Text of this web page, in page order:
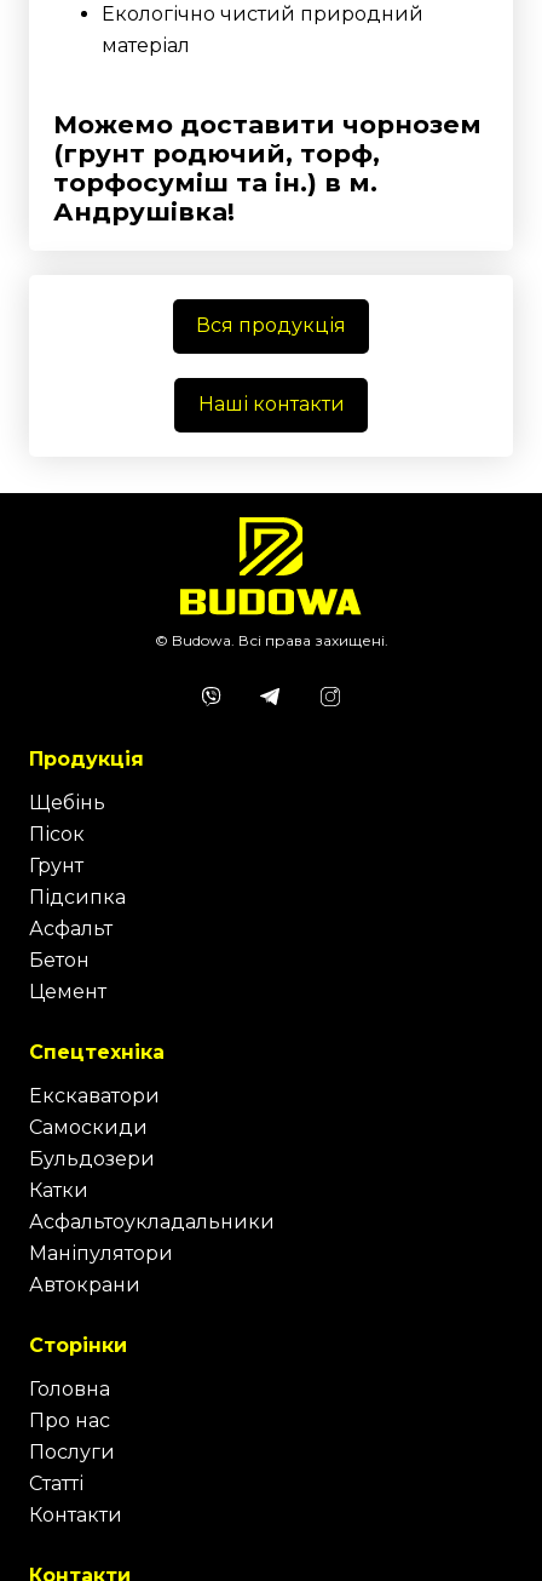
Екологічно чистий природний
матеріал
Можемо доставити чорнозем
(грунт родючий, торф,
торфосуміш та ін.) в м.
Андрушівка!
Вся продукція
Наші контакти
© Budowa. Всі права захищені.
Продукція
Щебінь
Пісок
Грунт
Підсипка
Асфальт
Бетон
Цемент
Спецтехніка
Екскаватори
Самоскиди
Бульдозери
Катки
Асфальтоукладальники
Маніпулятори
Автокрани
Сторінки
Головна
Про нас
Послуги
Статті
Контакти
Контакти